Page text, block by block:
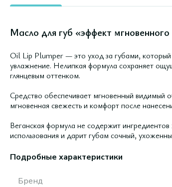
Масло для губ «эффект
Oil Lip Plumper — это уход за губами,
увлажнение. Нелипкая формула сохраняет
глянцевым оттенком.
Средство обеспечивает мгновенный видимый
мгновенная свежесть и комфорт после
Веганская формула не содержит
использования и дарит губам сочный,
Подробные характеристики
Бренд